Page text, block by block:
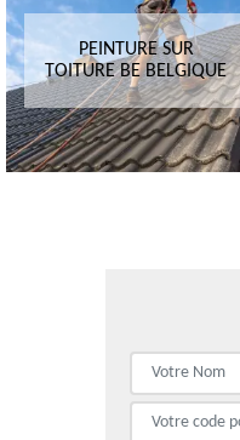
PEINTURE SUR
TOITURE BE BELGIQUE